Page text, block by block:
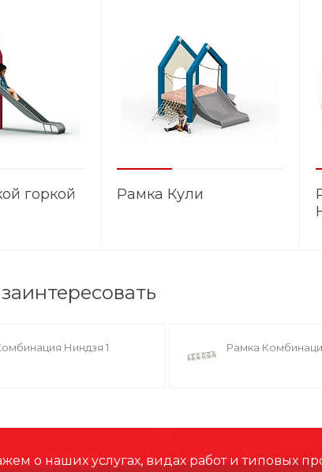
горкой Рамка Кули
Ниндзя 1 Рамка
о наших услугах, видах работ и типовых